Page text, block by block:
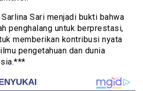
Sari menjadi bukti bahwa
penghalang untuk berprestasi,
memberikan kontribusi nyata
pengetahuan dan dunia